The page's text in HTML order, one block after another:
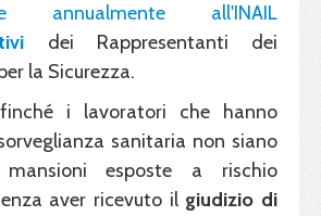
annualmente all'INAIL
dei Rappresentanti dei
la Sicurezza.
i lavoratori che hanno
sanitaria non siano
esposte a rischio
aver ricevuto il giudizio di